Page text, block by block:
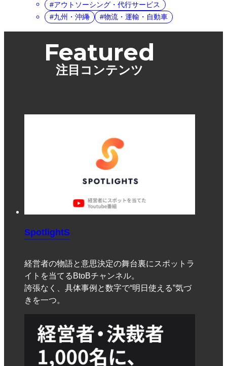
アウトソーシング・代行サービス
九州・沖縄
物流・運輸・自動車
Featured
注目コンテンツ
SpotlightS
経営者の物語と意思決定の舞台裏にスポットラ
イトを当てるBtoBチャンネル。
誇張なく、具体事例と数字で“明日使える”気づ
きを一つ。